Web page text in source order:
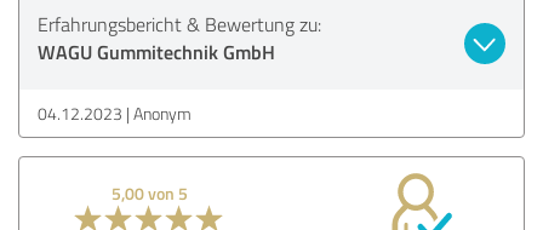
Erfahrungsbericht & Bewertung zu:
WAGU Gummitechnik GmbH
04.12.2023 Anonym
5,00 von 5